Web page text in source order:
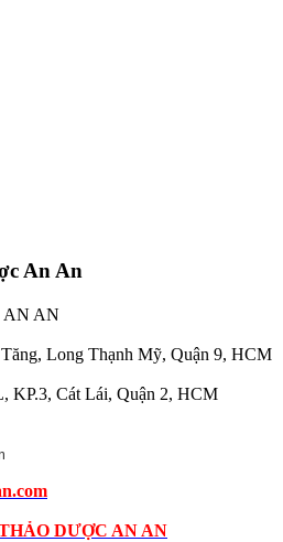
An An
AN AN
Long Thạnh Mỹ, Quận 9, HCM
KP.3, Cát Lái, Quận 2, HCM
DƯỢC AN AN